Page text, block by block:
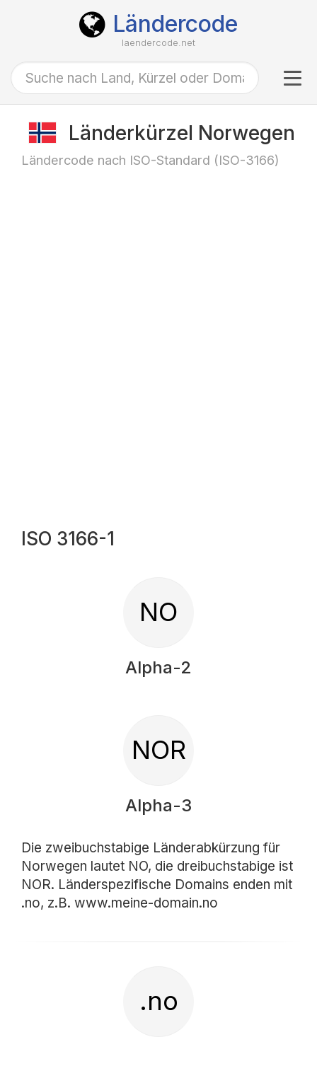
Ländercode
laendercode.net
Länderkürzel Norwegen
Ländercode nach ISO-Standard (ISO-3166)
ISO 3166-1
NO
Alpha-2
NOR
Alpha-3
Die zweibuchstabige Länderabkürzung für
Norwegen lautet NO, die dreibuchstabige ist
NOR. Länderspezifische Domains enden mit
.no, z.B. www.meine-domain.no
.no